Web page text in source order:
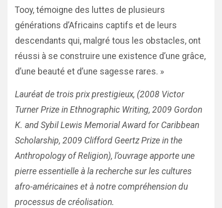
Tooy, témoigne des luttes de plusieurs
générations d’Africains captifs et de leurs
descendants qui, malgré tous les obstacles, ont
réussi à se construire une existence d’une grâce,
d’une beauté et d’une sagesse rares. »
Lauréat de trois prix prestigieux, (2008 Victor
Turner Prize in Ethnographic Writing, 2009 Gordon
K. and Sybil Lewis Memorial Award for Caribbean
Scholarship, 2009 Clifford Geertz Prize in the
Anthropology of Religion), l’ouvrage apporte une
pierre essentielle à la recherche sur les cultures
afro-américaines et à notre compréhension du
processus de créolisation.